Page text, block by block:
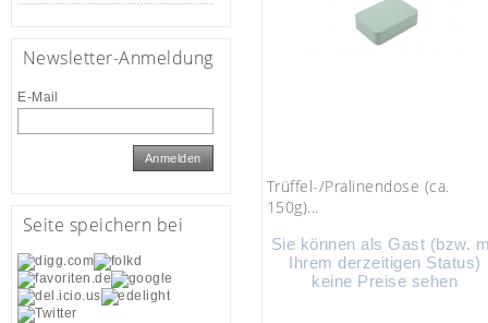
Trüffel-/Pralinendose (ca.
150g)...
Sie können als Gast (bzw.
Ihrem derzeitigen Status)
keine Preise sehen
Newsletter-Anmeldung
E-Mail
Anmelden
Seite speichern bei